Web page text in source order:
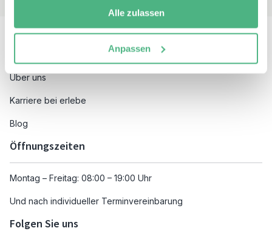
Alle zulassen
Anpassen
Über uns
Karriere bei erlebe
Blog
Öffnungszeiten
Montag – Freitag: 08:00 – 19:00 Uhr
Und nach individueller Terminvereinbarung
Folgen Sie uns